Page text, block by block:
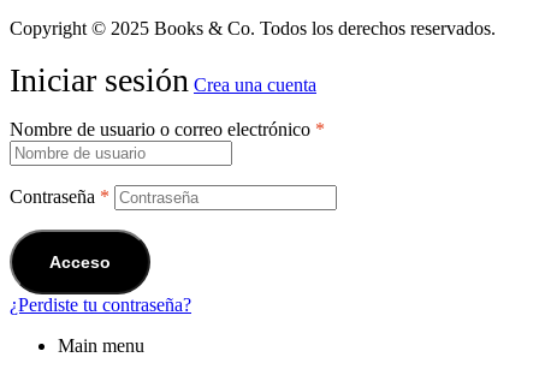
Copyright © 2025 Books & Co. Todos los derechos reservados.
Iniciar sesión Crea una cuenta
Nombre de usuario o correo electrónico *
Contraseña *
Acceso
¿Perdiste tu contraseña?
Main menu